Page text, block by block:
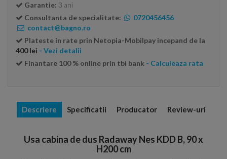
Garantie: 3 ani
Consultanta de specialitate:
0720456456
contact@bagno.ro
Plateste in rate prin Netopia-Mobilpay incepand de la
400 lei - Vezi detalii
Finantare 100 % online prin tbi bank - Calculeaza rata
Descriere Specificatii Producator Review-uri
Usa cabina de dus Radaway Nes KDD B, 90 x
H200 cm